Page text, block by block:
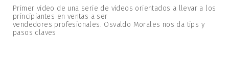
Primer video de una serie de videos orientados a llevar a los
principiantes en ventas a ser
vendedores profesionales. Osvaldo Morales nos da tips y
pasos claves